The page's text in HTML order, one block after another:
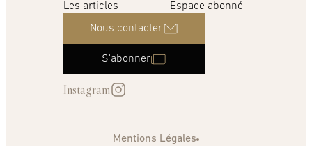
Les articles
Espace abonné
Nous contacter
S'abonner
Instagram
Mentions Légales